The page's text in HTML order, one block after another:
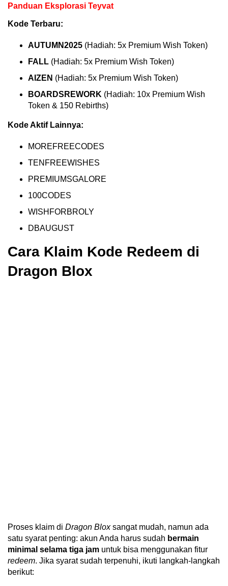
Panduan Eksplorasi Teyvat
Kode Terbaru:
AUTUMN2025 (Hadiah: 5x Premium Wish Token)
FALL (Hadiah: 5x Premium Wish Token)
AIZEN (Hadiah: 5x Premium Wish Token)
BOARDSREWORK (Hadiah: 10x Premium Wish
Token & 150 Rebirths)
Kode Aktif Lainnya:
MOREFREECODES
TENFREEWISHES
PREMIUMSGALORE
100CODES
WISHFORBROLY
DBAUGUST
Cara Klaim Kode Redeem di
Dragon Blox
Proses klaim di Dragon Bloxsangat mudah, namun ada
satu syarat penting: akun Anda harus sudah bermain
minimal selama tiga jam untuk bisa menggunakan fitur
redeem. Jika syarat sudah terpenuhi, ikuti langkah-langkah
berikut: